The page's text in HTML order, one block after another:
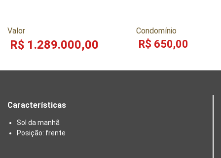
Valor
R$ 1.289.000,00
Condomínio
R$ 650,00
Características
Sol da manhã
Posição: frente